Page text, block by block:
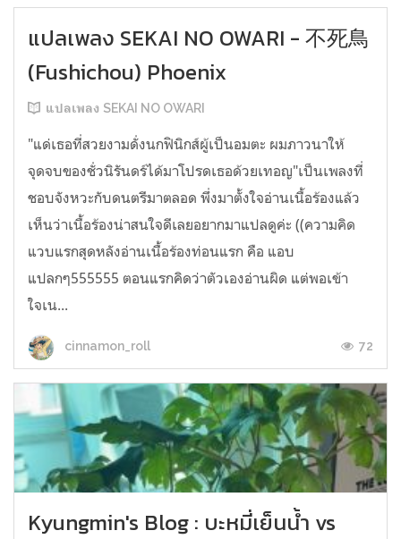
แปลเพลง SEKAI NO OWARI - 不死鳥
(Fushichou) Phoenix
แปลเพลง SEKAI NO OWARI
"แด่เธอที่สวยงามดั่งนกฟินิกส์ผู้เป็นอมตะ ผมภาวนาให้
จุดจบของชั่วนิรันดร์ได้มาโปรดเธอด้วยเทอญ"เป็นเพลงที่
ชอบจังหวะกับดนตรีมาตลอด พึ่งมาตั้งใจอ่านเนื้อร้องแล้ว
เห็นว่าเนื้อร้องน่าสนใจดีเลยอยากมาแปลดูค่ะ ((ความคิด
แวบแรกสุดหลังอ่านเนื้อร้องท่อนแรก คือ แอบ
แปลกๆ555555 ตอนแรกคิดว่าตัวเองอ่านผิด แต่พอเข้า
ใจเน...
cinnamon_roll 72
Kyungmin's Blog : บะหมี่เย็นน้ำ vs